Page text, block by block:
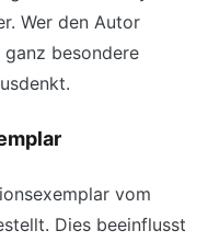
Wer den Autor
besondere
vom
Dies beeinflusst